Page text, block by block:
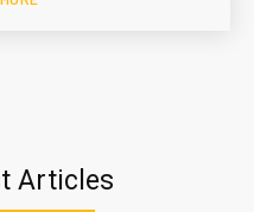
Articles